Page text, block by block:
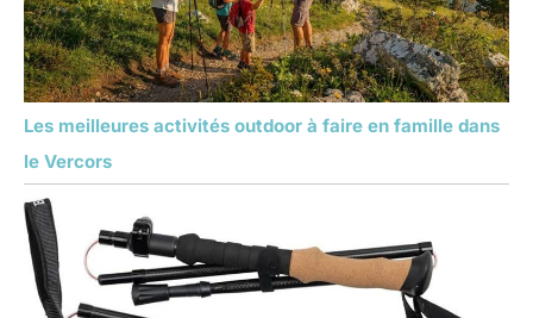
Les meilleures activités outdoor à faire en famille dans
le Vercors